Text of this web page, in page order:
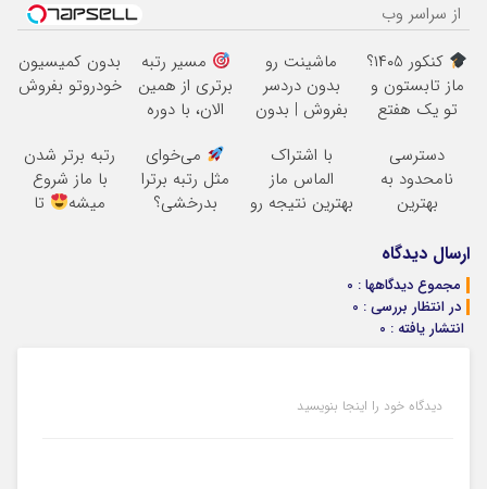
از سراسر وب
کنکور ۱۴۰5؟
ماز تابستون و
تو یک هفتع
ماشینت رو
بدون دردسر
بفروش | بدون
مسیر رتبه
برتری از همین
الان، با دوره
میشه!
بدون کمیسیون
خودروتو بفروش
دسترسی
نامحدود به
بهترین
کنکور
با اشتراک
الماس ماز
بهترین نتیجه رو
می‌خوای
مثل رتبه برترا
بدرخشی؟
رتبه برتر شدن
با ماز شروع
میشه
تا
ارسال دیدگاه
مجموع دیدگاهها : 0
در انتظار بررسی : 0
انتشار یافته : 0
دیدگاه خود را اینجا بنویسید